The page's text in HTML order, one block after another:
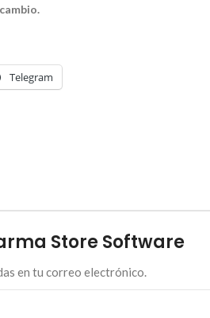
Telegram
Store Software
en tu correo electrónico.